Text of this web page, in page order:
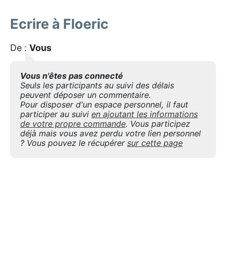
Ecrire à Floeric
De : Vous
Vous n'êtes pas connecté
Seuls les participants au suivi des délais
peuvent déposer un commentaire.
Pour disposer d'un espace personnel, il faut
participer au suivi en ajoutant les informations
de votre propre commande. Vous participez
déjà mais vous avez perdu votre lien personnel
? Vous pouvez le récupérer sur cette page